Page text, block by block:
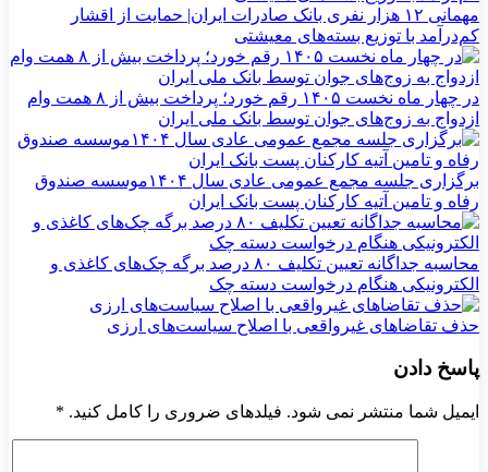
مهمانی ۱۲ هزار نفری بانک صادرات ایران| حمایت از اقشار
کم‌درآمد با توزیع بسته‌های معیشتی
در چهار ماه نخست ۱۴۰۵ رقم خورد؛ پرداخت بیش از ۸ همت وام
ازدواج به زوج‌های جوان توسط بانک ملی ایران
برگزاری جلسه مجمع عمومی عادی سال ۱۴۰۴موسسه صندوق
رفاه و تامین آتیه کارکنان پست بانک ایران
محاسبه جداگانه تعیین تکلیف ۸۰ درصد برگه چک‌های کاغذی و
الکترونیکی هنگام درخواست دسته چک
حذف تقاضاهای غیرواقعی با اصلاح سیاست‌های ارزی
پاسخ دادن
ایمیل شما منتشر نمی شود. فیلدهای ضروری را کامل کنید. *